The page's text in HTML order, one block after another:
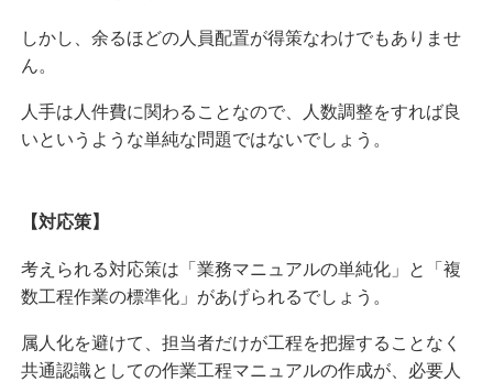
しかし、余るほどの人員配置が得策なわけでもありませ
ん。
人手は人件費に関わることなので、人数調整をすれば良
いというような単純な問題ではないでしょう。
【対応策】
考えられる対応策は「業務マニュアルの単純化」と「複
数工程作業の標準化」があげられるでしょう。
属人化を避けて、担当者だけが工程を把握することなく
共通認識としての作業工程マニュアルの作成が、必要人